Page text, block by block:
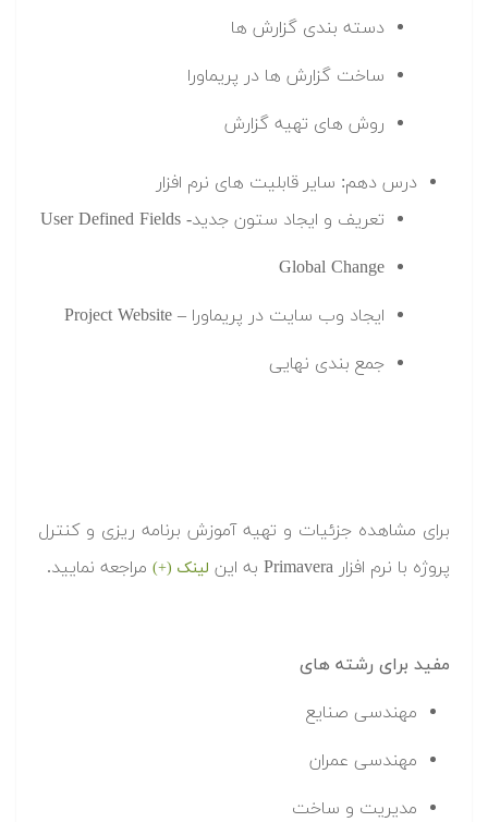
دسته بندی گزارش ها
ساخت گزارش ها در پریماورا
روش های تهیه گزارش
درس دهم: سایر قابلیت های نرم افزار
تعریف و ایجاد ستون جدید- User Defined Fields
Global Change
ایجاد وب سایت در پریماورا – Project Website
جمع بندی نهایی
برای مشاهده جزئیات و تهیه آموزش برنامه ریزی و کنترل
پروژه با نرم افزار Primavera به این
لینک (+) مراجعه نمایید.
مفید برای رشته های
مهندسی صنایع
مهندسی عمران
مدیریت و ساخت